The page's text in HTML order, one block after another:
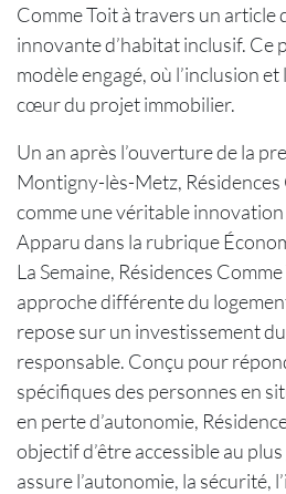
Comme Toit à travers un article
innovante d’habitat inclusif. Ce
modèle engagé, où l’inclusion
cœur du projet immobilier.
Un an après l’ouverture de la
Montigny-lès-Metz, Résidences
comme une véritable
Apparu dans la rubrique
La Semaine, Résidences
approche différente du
repose sur un investissement
responsable. Conçu pour
spécifiques des personnes en
en perte d’autonomie,
objectif d’être accessible au
assure l’autonomie, la sécurité,